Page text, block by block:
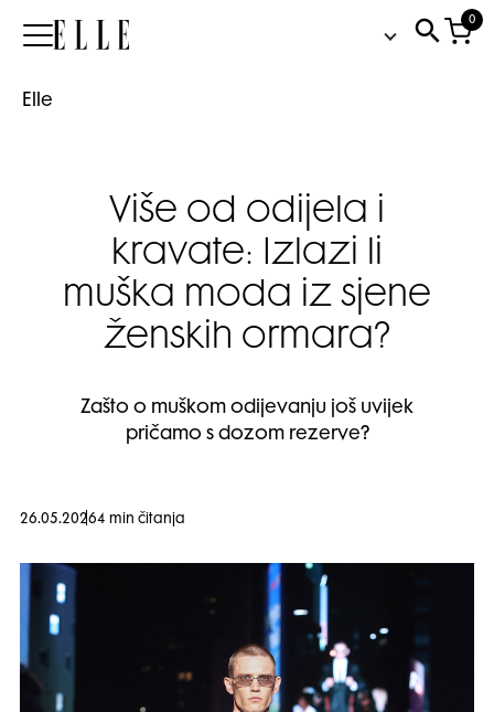
Elle
0
Elle
Više od odijela i
kravate: Izlazi li
muška moda iz sjene
ženskih ormara?
Zašto o muškom odijevanju još uvijek
pričamo s dozom rezerve?
26.05.20264 min čitanja